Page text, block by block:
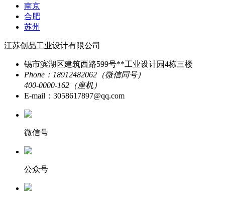
南京
合肥
苏州
江苏创品工业设计有限公司
锡市滨湖区建筑西路599号**工业设计园4栋三楼
Phone：18912482062（微信同号）
400-0000-162（座机）
E-mail：3058617897@qq.com
微信号
公众号